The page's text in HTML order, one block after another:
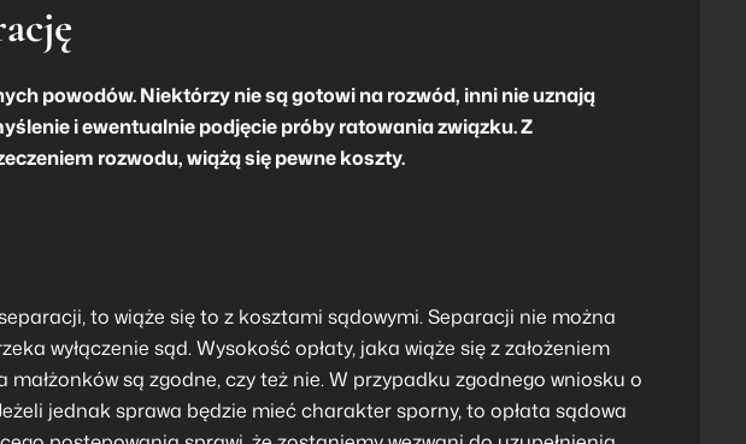
powodów. Niektórzy nie są gotowi na rozwód, inni nie uznają
i ewentualnie podjęcie próby ratowania związku. Z
rozwodu, wiążą się pewne koszty.
to wiąże się to z kosztami sądowymi. Separacji nie można
wyłączenie sąd. Wysokość opłaty, jaka wiąże się z założeniem
są zgodne, czy też nie. W przypadku zgodnego wniosku o
jednak sprawa będzie mieć charakter sporny, to opłata sądowa